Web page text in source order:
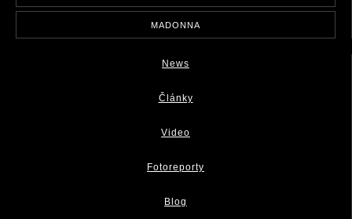
MADONNA
News
Články
Video
Fotoreporty
Blog